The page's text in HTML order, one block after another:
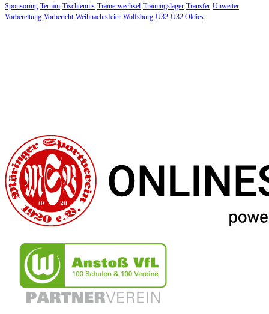
Sponsoring Termin Tischtennis Trainerwechsel Trainingslager Transfer Unwetter
Vorbereitung Vorbericht Weihnachtsfeier Wolfsburg Ü32 Ü32 Oldies